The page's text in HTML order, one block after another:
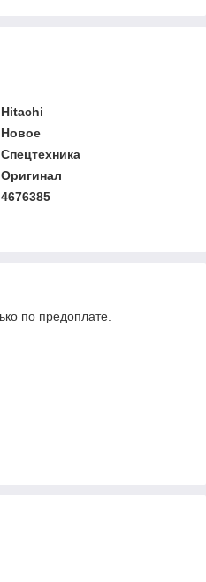
Hitachi
Новое
Спецтехника
Оригинал
4676385
по предоплате.